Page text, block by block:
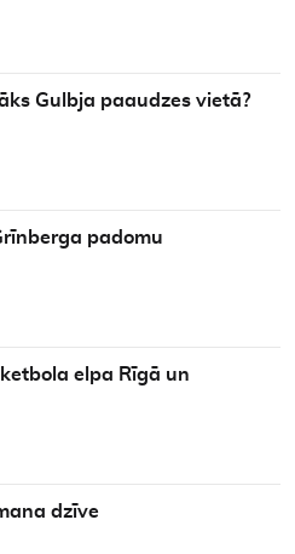
Gulbja paaudzes vietā?
padomu
elpa Rīgā un
dzīve